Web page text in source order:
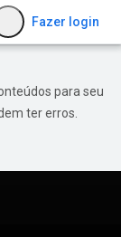
Fazer login
para seu
ter erros.